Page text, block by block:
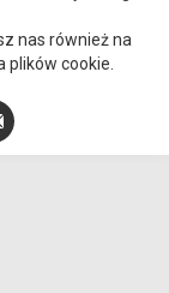
nas również na
plików cookie.